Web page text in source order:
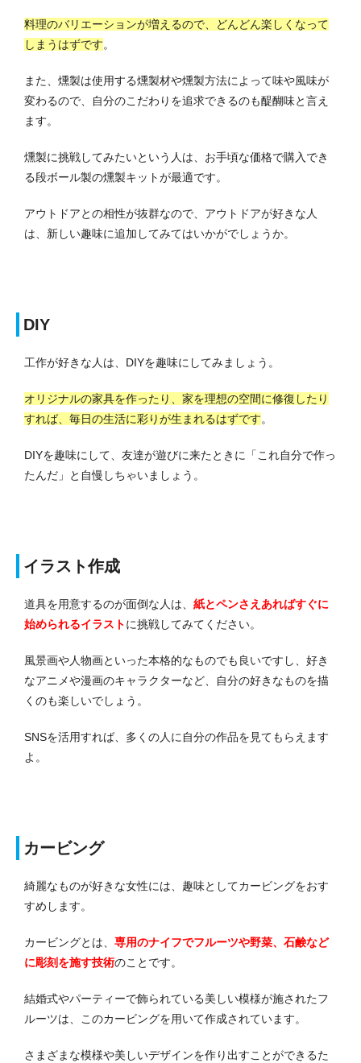
料理のバリエーションが増えるので、どんどん楽しくなって
しまうはずです。
また、燻製は使用する燻製材や燻製方法によって味や風味が
変わるので、自分のこだわりを追求できるのも醍醐味と言え
ます。
燻製に挑戦してみたいという人は、お手頃な価格で購入でき
る段ボール製の燻製キットが最適です。
アウトドアとの相性が抜群なので、アウトドアが好きな人
は、新しい趣味に追加してみてはいかがでしょうか。
DIY
工作が好きな人は、DIYを趣味にしてみましょう。
オリジナルの家具を作ったり、家を理想の空間に修復したり
すれば、毎日の生活に彩りが生まれるはずです。
DIYを趣味にして、友達が遊びに来たときに「これ自分で作っ
たんだ」と自慢しちゃいましょう。
イラスト作成
道具を用意するのが面倒な人は、 紙とペンさえあればすぐに
始められるイラストに挑戦してみてください。
風景画や人物画といった本格的なものでも良いですし、好き
なアニメや漫画のキャラクターなど、自分の好きなものを描
くのも楽しいでしょう。
SNSを活用すれば、多くの人に自分の作品を見てもらえます
よ。
カービング
綺麗なものが好きな女性には、趣味としてカービングをおす
すめします。
カービングとは、 専用のナイフでフルーツや野菜、石鹸など
に彫刻を施す技術のことです。
結婚式やパーティーで飾られている美しい模様が施されたフ
ルーツは、このカービングを用いて作成されています。
さまざまな模様や美しいデザインを作り出すことができるた